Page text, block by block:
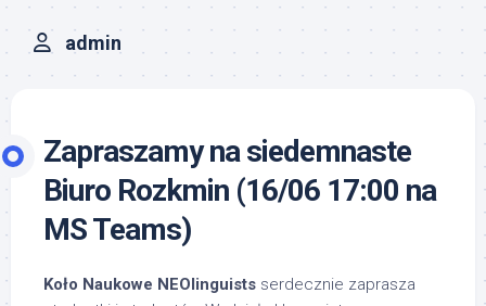
admin
Zapraszamy na siedemnaste
Biuro Rozkmin (16/06 17:00 na
MS Teams)
Koło Naukowe NEOlinguists serdecznie zaprasza